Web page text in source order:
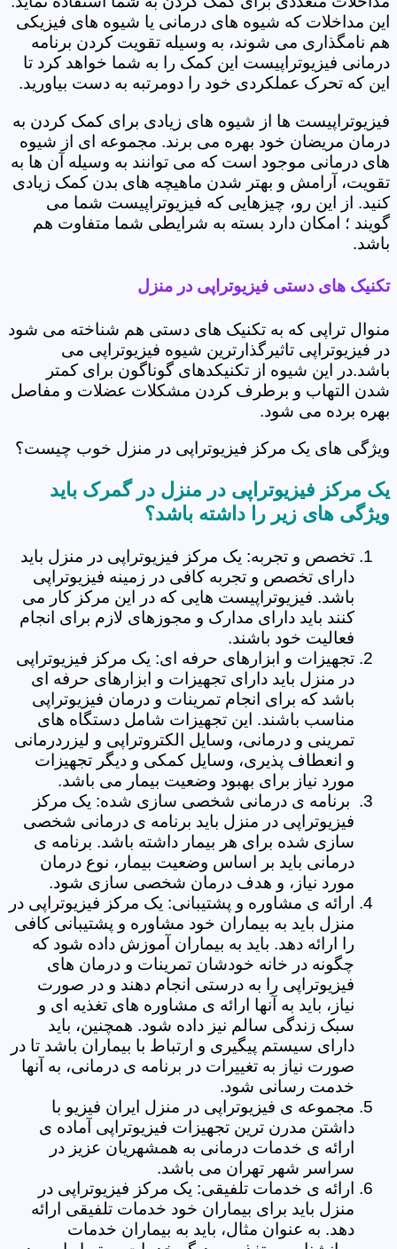
این مداخلات که شیوه های درمانی یا شیوه های فیزیکی
هم نامگذاری می شوند، به وسیله تقویت کردن برنامه
درمانی فیزیوتراپیست این کمک را به شما خواهد کرد تا
این که تحرک عملکردی خود را دومرتبه به دست بیاورید.
فیزیوتراپیست ها از شیوه های زیادی برای کمک کردن به
درمان مریضان خود بهره می برند. مجموعه ای از شیوه
های درمانی موجود است که می توانند به وسیله آن ها به
تقویت، آرامش و بهتر شدن ماهیچه های بدن کمک زیادی
کنید. از این رو، چیزهایی که فیزیوتراپیست شما می
گویند ؛ امکان دارد بسته به شرایطی شما متفاوت هم
باشد.
تکنیک های دستی فیزیوتراپی در منزل
منوال تراپی که به تکنیک های دستی هم شناخته می شود
در فیزیوتراپی تاثیرگذارترین شیوه فیزیوتراپی می
باشد.در این شیوه از تکنیکدهای گوناگون برای کمتر
شدن التهاب و برطرف کردن مشکلات عضلات و مفاصل
بهره برده می شود.
ویژگی های یک مرکز فیزیوتراپی در منزل خوب چیست؟
یک مرکز فیزیوتراپی در منزل در گمرک باید
ویژگی های زیر را داشته باشد؟
تخصص و تجربه: یک مرکز فیزیوتراپی در منزل باید
دارای تخصص و تجربه کافی در زمینه فیزیوتراپی
باشد. فیزیوتراپیست هایی که در این مرکز کار می
کنند باید دارای مدارک و مجوزهای لازم برای انجام
فعالیت خود باشند.
تجهیزات و ابزارهای حرفه ای: یک مرکز فیزیوتراپی
در منزل باید دارای تجهیزات و ابزارهای حرفه ای
باشد که برای انجام تمرینات و درمان فیزیوتراپی
مناسب باشند. این تجهیزات شامل دستگاه های
تمرینی و درمانی، وسایل الکتروتراپی و لیزردرمانی
و انعطاف پذیری، وسایل کمکی و دیگر تجهیزات
مورد نیاز برای بهبود وضعیت بیمار می باشد.
برنامه ی درمانی شخصی سازی شده: یک مرکز
فیزیوتراپی در منزل باید برنامه ی درمانی شخصی
سازی شده برای هر بیمار داشته باشد. برنامه ی
درمانی باید بر اساس وضعیت بیمار، نوع درمان
مورد نیاز، و هدف درمان شخصی سازی شود.
ارائه ی مشاوره و پشتیبانی: یک مرکز فیزیوتراپی در
منزل باید به بیماران خود مشاوره و پشتیبانی کافی
را ارائه دهد. باید به بیماران آموزش داده شود که
چگونه در خانه خودشان تمرینات و درمان های
فیزیوتراپی را به درستی انجام دهند و در صورت
نیاز، باید به آنها ارائه ی مشاوره های تغذیه ای و
سبک زندگی سالم نیز داده شود. همچنین، باید
دارای سیستم پیگیری و ارتباط با بیماران باشد تا در
صورت نیاز به تغییرات در برنامه ی درمانی، به آنها
خدمت رسانی شود.
مجموعه ی فیزیوتراپی در منزل ایران فیزیو با
داشتن مدرن ترین تجهیزات فیزیوتراپی آماده ی
ارائه ی خدمات درمانی به همشهریان عزیز در
سراسر شهر تهران می باشد.
ارائه ی خدمات تلفیقی: یک مرکز فیزیوتراپی در
منزل باید برای بیماران خود خدمات تلفیقی ارائه
دهد. به عنوان مثال، باید به بیماران خدمات